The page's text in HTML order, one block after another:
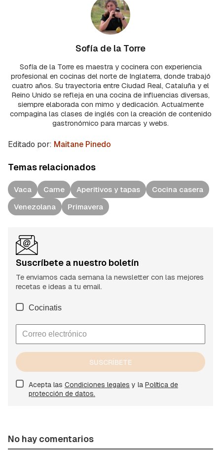
Sofía de la Torre
Sofía de la Torre es maestra y cocinera con experiencia
profesional en cocinas del norte de Inglaterra, donde trabajó
cuatro años. Su trayectoria entre Ciudad Real, Cataluña y el
Reino Unido se refleja en una cocina de influencias diversas,
siempre elaborada con mimo y dedicación. Actualmente
compagina las clases de inglés con la creación de contenido
gastronómico para marcas y webs.
Editado por: Maitane Pinedo
Temas relacionados
Vaca Carne Aperitivos y tapas
Cocina casera
Venezolana
Primavera
Suscríbete a nuestro boletín
Te enviamos cada semana la newsletter con las mejores
recetas e ideas a tu email.
Cocinatis
SUSCRÍBETE
Acepta las Condiciones legales y la Política de
protección de datos.
No hay comentarios